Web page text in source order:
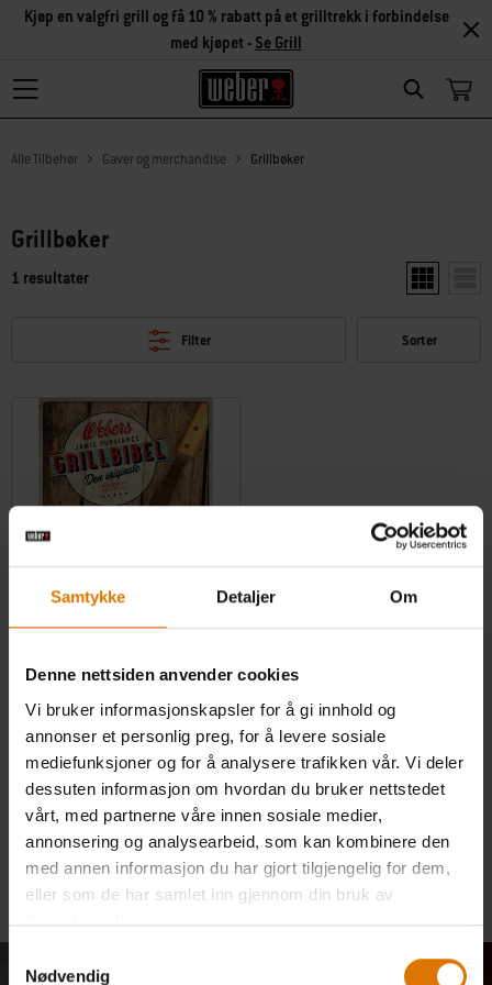
Samtykke Detaljer Om
Denne nettsiden anvender cookies
Vi bruker informasjonskapsler for å gi innhold og
annonser et personlig preg, for å levere sosiale
mediefunksjoner og for å analysere trafikken vår. Vi deler
dessuten informasjon om hvordan du bruker nettstedet
vårt, med partnerne våre innen sosiale medier,
annonsering og analysearbeid, som kan kombinere den
med annen informasjon du har gjort tilgjengelig for dem,
eller som de har samlet inn gjennom din bruk av
tjenestene deres.
Nødvendig
Search
Kjøp en valgfri grill og få 10 % rabatt på et grilltrekk i forbindelse
med kjøpet - Se Grill
Alle Tilbehør Gaver og merchandise Grillbøker
Grillbøker
1 resultater Vis to
Filter Sorter
549,00 kr
inkl. mva. og toll. Ekskl.
fraktomkostninger
Color Options
Varsle meg